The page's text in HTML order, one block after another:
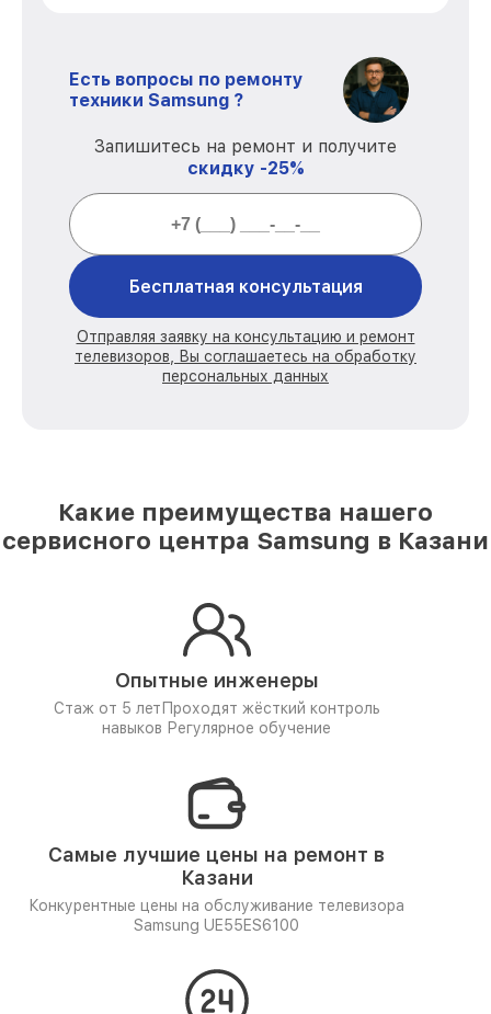
Есть вопросы по ремонту
техники Samsung ?
Запишитесь на ремонт и получите
скидку -25%
Бесплатная консультация
Отправляя заявку на консультацию и ремонт
телевизоров, Вы соглашаетесь на обработку
персональных данных
Какие преимущества нашего
сервисного центра Samsung в Казани
Опытные инженеры
Стаж от 5 лет Проходят жёсткий контроль
навыков Регулярное обучение
Самые лучшие цены на ремонт в
Казани
Конкурентные цены на обслуживание телевизора
Samsung UE55ES6100